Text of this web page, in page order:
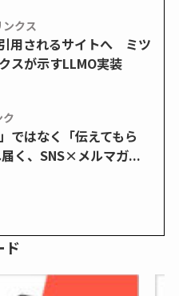
クス
用されるサイトへ ミツ
スが示すLLMO実装
ではなく「伝えてもら
く、SNS×メルマガ...
ド